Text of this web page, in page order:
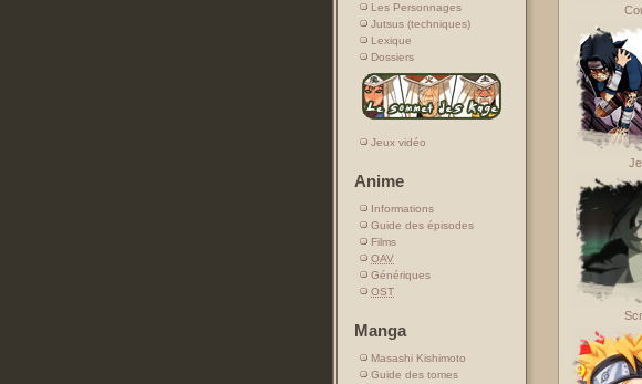
Les Personnages
Jutsus (techniques)
Lexique
Dossiers
Jeux vidéo
Anime
Informations
Guide des épisodes
Films
OAV
Génériques
OST
Manga
Masashi Kishimoto
Guide des tomes